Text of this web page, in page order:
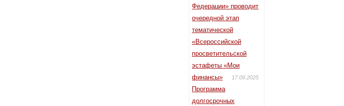
Федерации» проводит
очередной этап
тематической
«Всероссийской
просветительской
эстафеты «Мои
финансы»
17.09.2025
Программа
долгосрочных